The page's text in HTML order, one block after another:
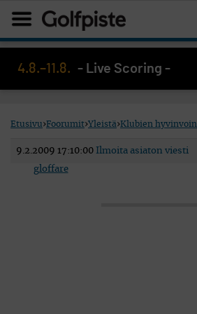
4.8.–11.8. - Live Scoring -
Etusivu›Foorumit›Yleistä›Klubien
9.2.2009 17:10:00 Ilmoita asiaton viesti
gloffare